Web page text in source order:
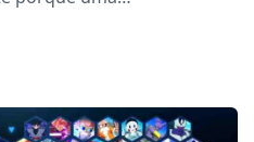
tarde para PC, foi